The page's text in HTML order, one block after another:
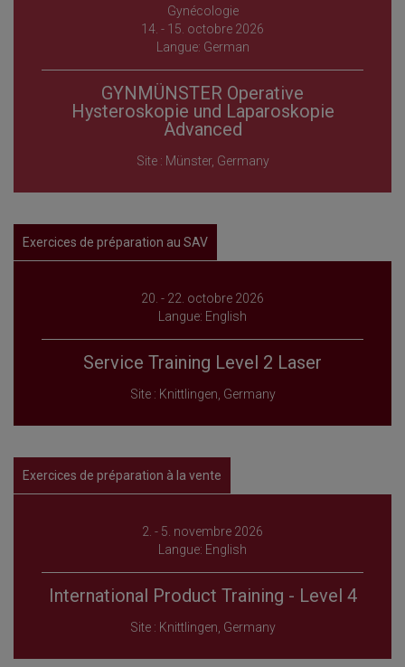
Gynécologie
14. - 15. octobre 2026
Langue: German
GYNMÜNSTER Operative
Hysteroskopie und Laparoskopie
Advanced
Site : Münster, Germany
Exercices de préparation au SAV
20. - 22. octobre 2026
Langue: English
Service Training Level 2 Laser
Site : Knittlingen, Germany
Exercices de préparation à la vente
2. - 5. novembre 2026
Langue: English
International Product Training - Level 4
Site : Knittlingen, Germany